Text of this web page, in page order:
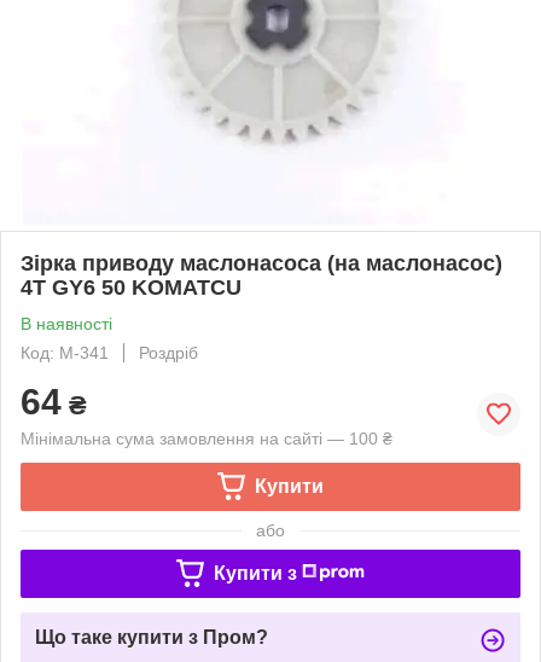
Зірка приводу маслонасоса (на маслонасос)
4T GY6 50 KOMATCU
В наявності
Код: M-341
Роздріб
64 ₴
Мінімальна сума замовлення на сайті — 100 ₴
Купити
або
Купити з
Що таке купити з Пром?